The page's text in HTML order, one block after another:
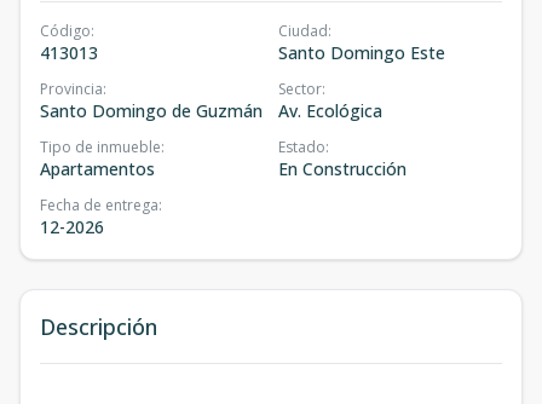
Código:
413013
Ciudad:
Santo Domingo Este
Provincia:
Santo Domingo de Guzmán
Sector:
Av. Ecológica
Tipo de inmueble:
Apartamentos
Estado:
En Construcción
Fecha de entrega:
12-2026
Descripción